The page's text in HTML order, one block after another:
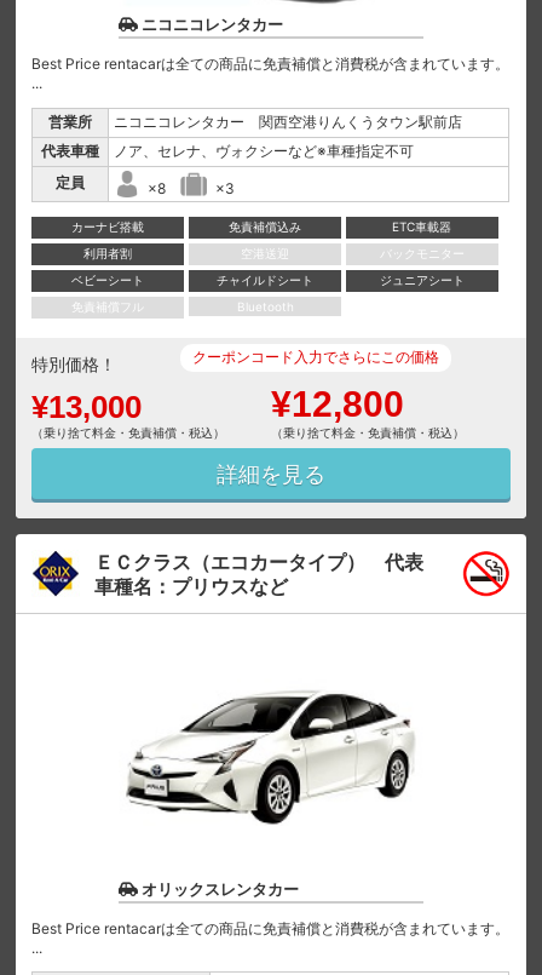
ニコニコレンタカー
Best Price rentacarは全ての商品に免責補償と消費税が含まれています。
...
営業所
ニコニコレンタカー 関西空港りんくうタウン駅前店
代表車種
ノア、セレナ、ヴォクシーなど※車種指定不可
定員
×8 ×3
カーナビ搭載 免責補償込み
ETC車載器
利用者割
空港送迎
バックモニター
ベビーシート
チャイルドシート
ジュニアシート
免責補償フル
Bluetooth
特別価格！
¥13,000
（乗り捨て料金・免責補償・税込）
クーポンコード入力でさらにこの価格
¥12,800
（乗り捨て料金・免責補償・税込）
詳細を見る
ＥＣクラス（エコカータイプ） 代表
車種名：プリウスなど
オリックスレンタカー
Best Price rentacarは全ての商品に免責補償と消費税が含まれています。
...